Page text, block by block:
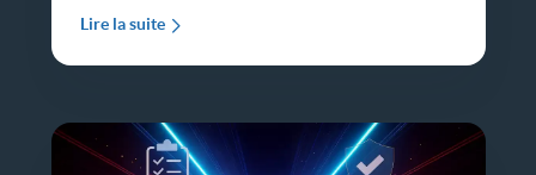
Lire la suite